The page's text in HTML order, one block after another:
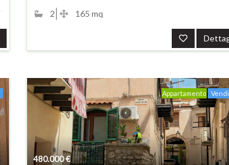
2 165 mq
480.000€
Appartamento